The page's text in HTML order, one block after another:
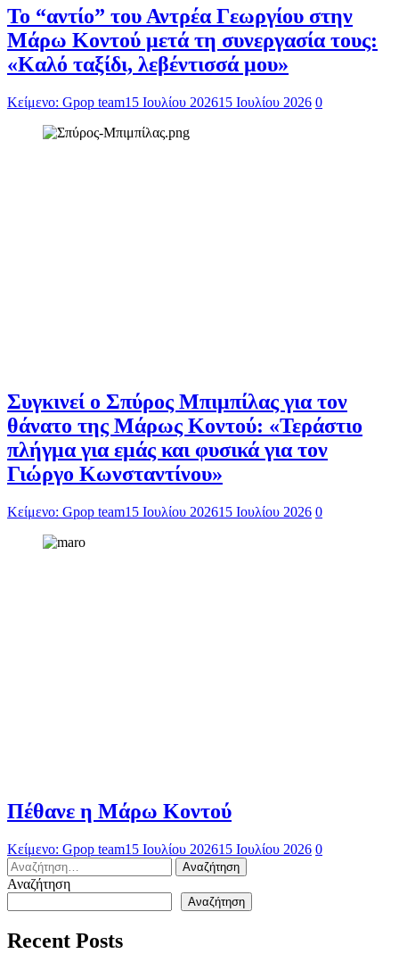
Το “αντίο” του Αντρέα Γεωργίου στην
Μάρω Κοντού μετά τη συνεργασία τους:
«Καλό ταξίδι, λεβέντισσά μου»
Κείμενο: Gpop team15 Ιουλίου 202615 Ιουλίου 2026 0
Συγκινεί ο Σπύρος Μπιμπίλας για τον
θάνατο της Μάρως Κοντού: «Τεράστιο
πλήγμα για εμάς και φυσικά για τον
Γιώργο Κωνσταντίνου»
Κείμενο: Gpop team15 Ιουλίου 202615 Ιουλίου 2026 0
Πέθανε η Μάρω Κοντού
Κείμενο: Gpop team15 Ιουλίου 202615 Ιουλίου 2026 0
Αναζήτηση
για:
Αναζήτηση
Αναζήτηση
Recent Posts